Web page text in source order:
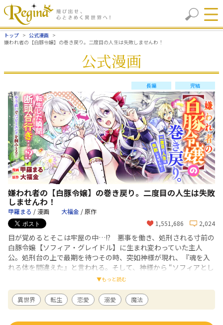
トップ
公式漫画
嫌われ者の【白豚令嬢】の巻き戻り。二度目の人生は失敗しませんわ！
公式漫画
長編 完結
嫌われ者の【白豚令嬢】の巻き戻り。二度目の人生は失敗
しませんわ！
甲羅まる / 漫画 大福金 / 原作
1,551,686
2,024
目が覚めるとそこは牢屋の中…!? 悪事を働き、処刑される寸前の
白豚令嬢【ソフィア・グレイドル】に生まれ変わっていた主人
公。処刑台の上で最期を待つその時、突如神様が現れ、『魂を入
れる体を間違えた』と言われる。そして、神様から “ソフィアとし
て５歳から人生をやり直してみないか” と提案が…!? 「このやり
直し！絶対に成功させて幸せな老後を送るんだから！」 ソフィ
アとして待ち受ける数々のフラグをへし折り、時にはザマァして
みたり……幸せな未来の為に奮闘していると、本人が知らないう
▼もっと読む
異世界 転生 恋愛 溺愛 魔法